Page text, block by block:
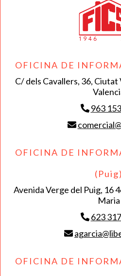
OFICINA DE
C/ dels Cavallers, 36, Ciutat
963
OFICINA DE
(Puig)
Avenida Verge del Puig, 16
Maria
623
OFICINA DE